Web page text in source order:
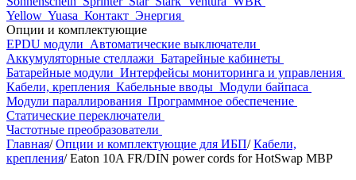
Yellow Yuasa Контакт Энергия
Опции и комплектующие
EPDU модули Автоматические выключатели
Аккумуляторные стеллажи Батарейные кабинеты
Батарейные модули Интерфейсы мониторинга и управления
Кабели, крепления Кабельные вводы Модули байпаса
Модули параллирования Программное обеспечение
Статические переключатели
Частотные преобразователи
Главная/ Опции и комплектующие для ИБП/ Кабели,
крепления/ Eaton 10A FR/DIN power cords for HotSwap MBP